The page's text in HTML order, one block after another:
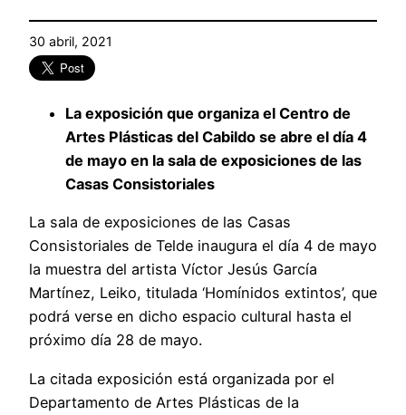
30 abril, 2021
La exposición que organiza el Centro de
Artes Plásticas del Cabildo se abre el día 4
de mayo en la sala de exposiciones de las
Casas Consistoriales
La sala de exposiciones de las Casas
Consistoriales de Telde inaugura el día 4 de mayo
la muestra del artista Víctor Jesús García
Martínez, Leiko, titulada ‘Homínidos extintos’, que
podrá verse en dicho espacio cultural hasta el
próximo día 28 de mayo.
La citada exposición está organizada por el
Departamento de Artes Plásticas de la